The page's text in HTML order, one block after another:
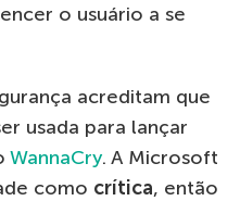
o usuário a se
acreditam que
usada para lançar
WannaCry. A Microsoft
como crítica, então